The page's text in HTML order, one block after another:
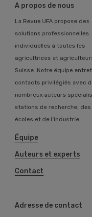
A propos de nous
La Revue UFA propose des
solutions professionnelles
individuelles à toutes les
agricultrices et
Suisse. Notre équipe
contacts privilégiés avec
nombreux auteurs
stations de recherche, des
écoles et de l’industrie.
Équipe
Auteurs et experts
Contact
Adresse de contact